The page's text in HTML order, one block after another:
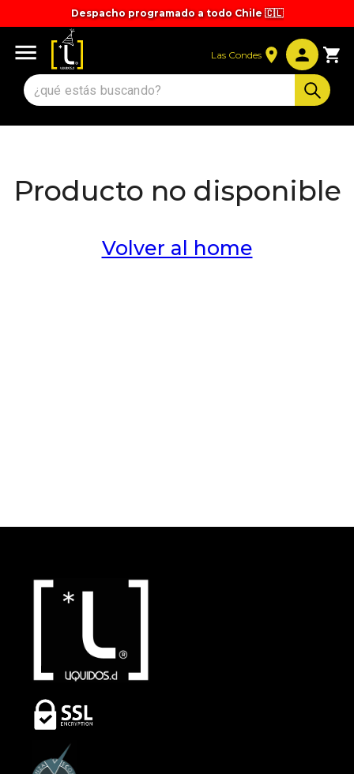
Despacho programado a todo Chile 🇨🇱
Tiempos y valores de despacho 🚚
Las Condes
Producto no disponible
Volver al home